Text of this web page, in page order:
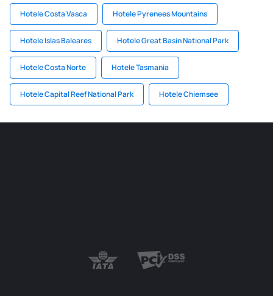
Hotele Costa Vasca Hotele Pyrenees Mountains
Hotele Islas Baleares Hotele Great Basin National Park
Hotele Costa Norte Hotele Tasmania
Hotele Capital Reef National Park Hotele Chiemsee